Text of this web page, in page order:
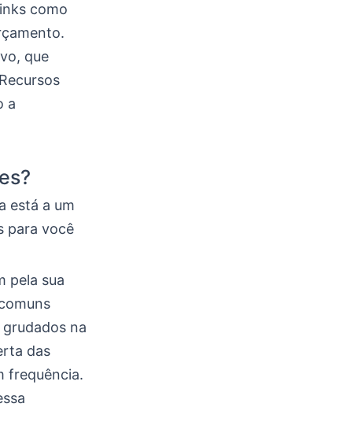
como
que
a
está a um
para você
pela sua
na
das
frequência.